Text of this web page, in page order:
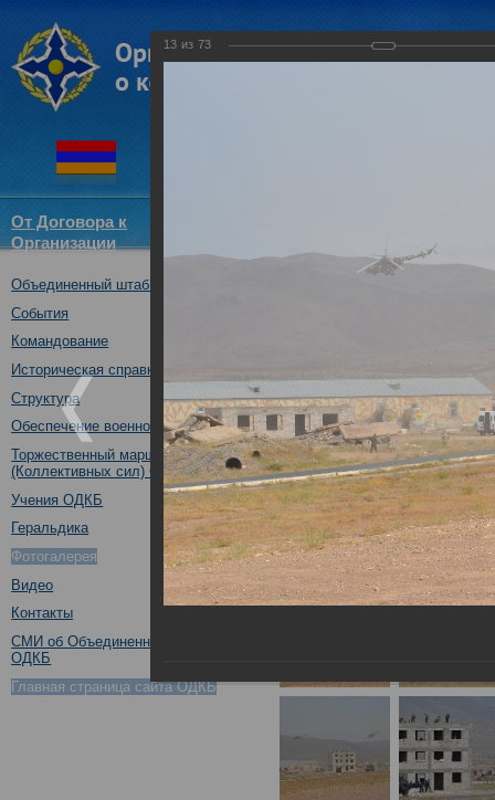
От Договора к
Организации
Объединенный штаб ОДКБ
События
Командование
Историческая справка
Структура
Обеспечение военной безопасности
Торжественный марш Войск
(Коллективных сил) ОДКБ
Учения ОДКБ
Геральдика
Фотогалерея
Видео
Контакты
СМИ об Объединенном штабе
ОДКБ
Главная страница сайта ОДКБ
13 из 73